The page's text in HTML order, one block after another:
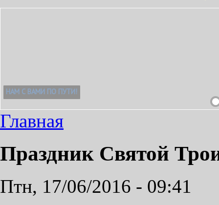
Главная
Праздник Святой
Птн, 17/06/2016 - 09:41